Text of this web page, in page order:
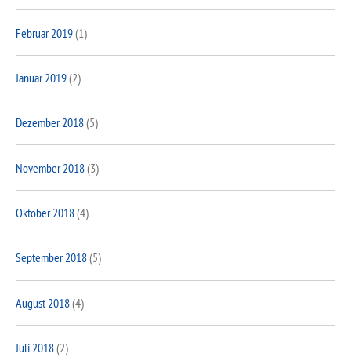
Februar 2019(1)
Januar 2019(2)
Dezember 2018(5)
November 2018(3)
Oktober 2018(4)
September 2018(5)
August 2018(4)
Juli 2018(2)